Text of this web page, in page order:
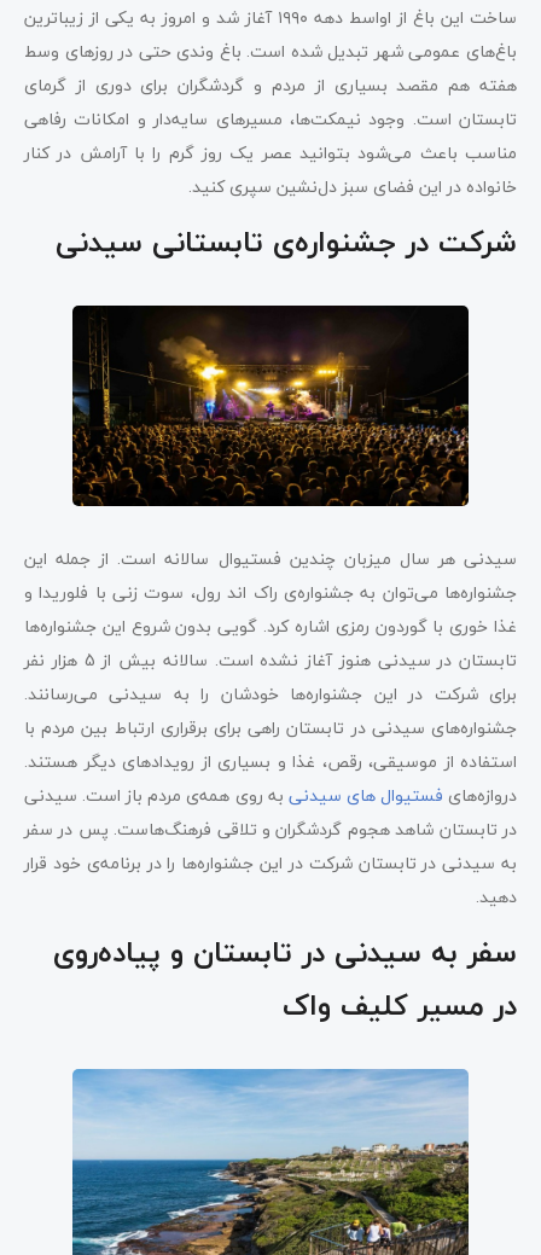
ساخت این باغ از اواسط دهه ۱۹۹۰ آغاز شد و امروز به یکی از زیباترین
باغ‌های عمومی شهر تبدیل شده است. باغ وندی حتی در روزهای وسط
هفته هم مقصد بسیاری از مردم و گردشگران برای دوری از گرمای
تابستان است. وجود نیمکت‌ها، مسیرهای سایه‌دار و امکانات رفاهی
مناسب باعث می‌شود بتوانید عصر یک روز گرم را با آرامش در کنار
خانواده در این فضای سبز دل‌نشین سپری کنید.
شرکت در جشنواره‌ی تابستانی سیدنی
سیدنی هر سال میزبان چندین فستیوال سالانه است. از جمله این
جشنواره‌ها می‌توان به جشنواره‌ی راک اند رول، سوت زنی با فلوریدا و
غذا خوری با گوردون رمزی اشاره کرد. گویی بدون شروع این جشنواره‌ها
تابستان در سیدنی هنوز آغاز نشده است. سالانه بیش از 5 هزار نفر
برای شرکت در این جشنواره‌ها خودشان را به سیدنی می‌رسانند.
جشنواره‌های سیدنی در تابستان راهی برای برقراری ارتباط بین مردم با
استفاده از موسیقی، رقص، غذا و بسیاری از رویدادهای دیگر هستند.
دروازه‌های فستیوال های سیدنی به روی همه‌ی مردم باز است. سیدنی
در تابستان شاهد هجوم گردشگران و تلاقی فرهنگ‌هاست. پس در سفر
به سیدنی در تابستان شرکت در این جشنواره‌ها را در برنامه‌ی خود قرار
دهید.
سفر به سیدنی در تابستان و پیاده‌روی
در مسیر کلیف واک